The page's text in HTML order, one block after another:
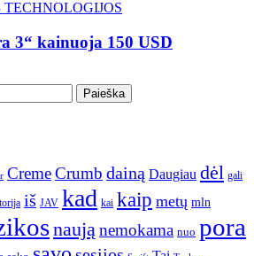
3“ kainuoja 150 USD
CremeCrumb dainą Daugiau dėl gali
iš JAV kad kai kaip metų mln
naująnemokama nuo pora